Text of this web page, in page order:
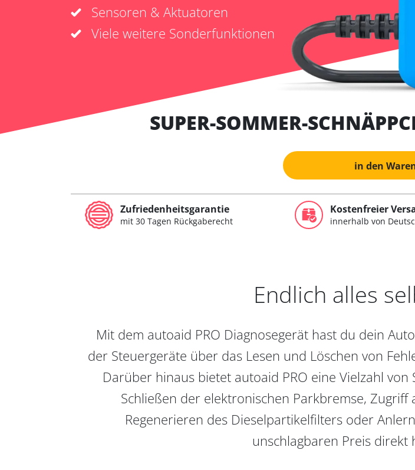
Sensoren & Aktuatoren
Viele weitere Sonderfunktionen
SUPER-SOMMER-
in den
Zufriedenheitsgarantie
mit 30 Tagen Rückgaberecht
Kostenfreier
innerhalb von
Endlich alles
Mit dem autoaid PRO Diagnosegerät hast du dein
der Steuergeräte über das Lesen und Löschen von
Darüber hinaus bietet autoaid PRO eine Vielzahl
Schließen der elektronischen Parkbremse,
Regenerieren des Dieselpartikelfilters oder
unschlagbaren Preis direkt